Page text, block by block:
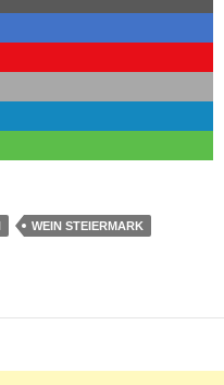
WEIN STEIERMARK